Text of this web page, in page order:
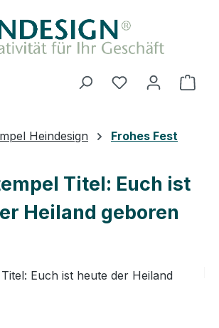
Du hast 0
Heindesign Frohes Fest
Titel: Euch ist
Heiland geboren